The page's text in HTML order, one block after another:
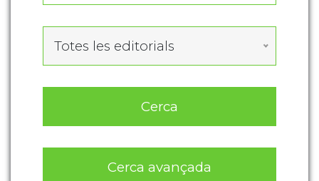
Totes les editorials
Cerca
Cerca avançada